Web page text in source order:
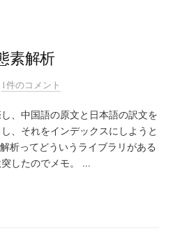
素解析
1件のコメント
、中国語の原文と日本語の訳文を
、それをインデックスにしようと
析ってどういうライブラリがある
したのでメモ。 ...